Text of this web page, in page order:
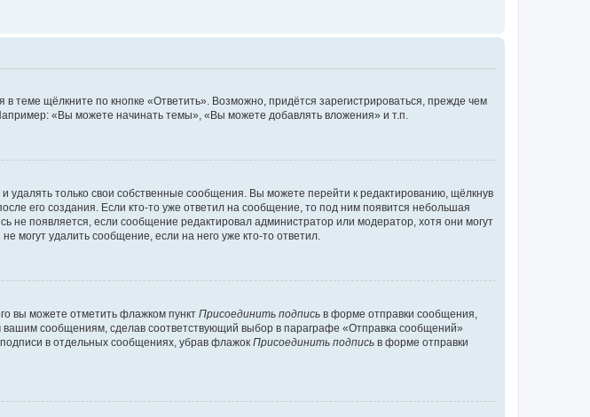
щёлкните по кнопке «Ответить». Возможно, придётся зарегистрироваться, прежде чем
«Вы можете начинать темы», «Вы можете добавлять вложения» и т.п.
только свои собственные сообщения. Вы можете перейти к редактированию, щёлкнув
его создания. Если кто-то уже ответил на сообщение, то под ним появится небольшая
не появляется, если сообщение редактировал администратор или модератор, хотя они могут
могут удалить сообщение, если на него уже кто-то ответил.
вы можете отметить флажком пункт Присоединить подпись в форме отправки сообщения,
сообщениям, сделав соответствующий выбор в параграфе «Отправка сообщений»
в отдельных сообщениях, убрав флажок Присоединить подпись в форме отправки